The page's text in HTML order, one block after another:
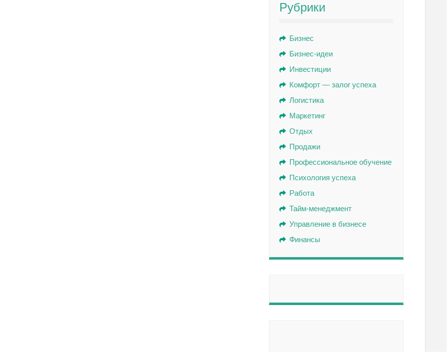
Рубрики
Бизнес
Бизнес-идеи
Инвестиции
Комфорт — залог успеха
Логистика
Маркетинг
Отдых
Продажи
Профессиональное обучение
Психология успеха
Работа
Тайм-менеджмент
Управление в бизнесе
Финансы